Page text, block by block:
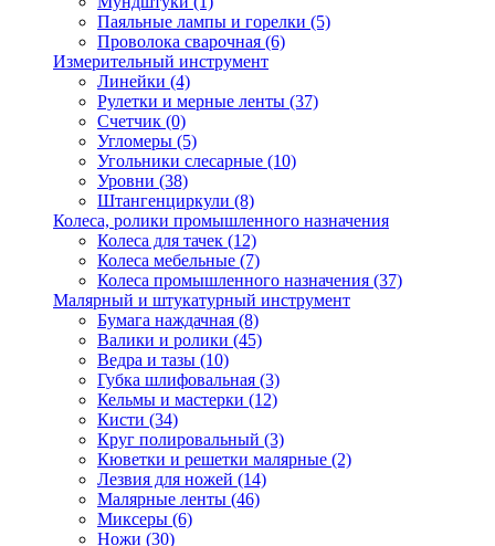
Паяльные лампы и горелки (5)
Проволока сварочная (6)
Измерительный инструмент
Линейки (4)
Рулетки и мерные ленты (37)
Счетчик (0)
Угломеры (5)
Угольники слесарные (10)
Уровни (38)
Штангенциркули (8)
Колеса, ролики промышленного назначения
Колеса для тачек (12)
Колеса мебельные (7)
Колеса промышленного назначения (37)
Малярный и штукатурный инструмент
Бумага наждачная (8)
Валики и ролики (45)
Ведра и тазы (10)
Губка шлифовальная (3)
Кельмы и мастерки (12)
Кисти (34)
Круг полировальный (3)
Кюветки и решетки малярные (2)
Лезвия для ножей (14)
Малярные ленты (46)
Миксеры (6)
Ножи (30)